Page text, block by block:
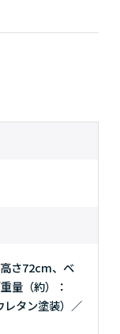
さ72cm、ベ
量（約）：
タン塗装）／